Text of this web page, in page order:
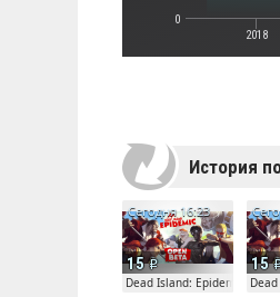
2018
0
История
15
Сегодня 16:23
Dead Island: Epidemic
15